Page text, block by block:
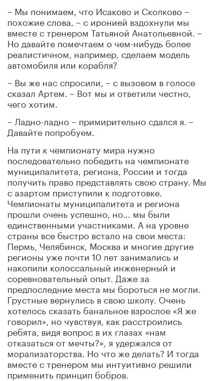
– Мы понимаем, что Исаково и Сколково –
похожие слова, – с иронией вздохнули мы
вместе с тренером Татьяной Анатольевной. –
Но давайте помечтаем о чем-нибудь более
реалистичном, например, сделаем модель
автомобиля или корабля?
– Вы же нас спросили, – с вызовом в голосе
сказал Артем. – Вот мы и ответили честно,
чего хотим.
– Ладно-ладно – примирительно сдался я. –
Давайте попробуем.
На пути к чемпионату мира нужно
последовательно победить на чемпионате
муниципалитета, региона, России и тогда
получить право представлять свою страну. Мы
с азартом приступили к подготовке.
Чемпионаты муниципалитета и региона
прошли очень успешно, но… мы были
единственными участниками. А на уровне
страны все быстро встало на свои места:
Пермь, Челябинск, Москва и многие другие
регионы уже почти 10 лет занимались и
накопили колоссальный инженерный и
соревновательный опыт. Даже за
предпоследние места мы бороться не могли.
Грустные вернулись в свою школу. Очень
хотелось сказать банальное взрослое «Я же
говорил», но чувствуя, как расстроились
ребята, видя вопрос в их глазах «нам
отказаться от мечты?», я удержался от
морализаторства. Но что же делать? И тогда
вместе с тренером мы интуитивно решили
применить принцип бобров.